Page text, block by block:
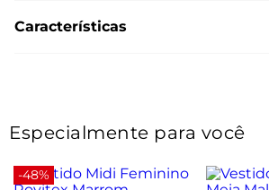
Características
Especialmente para você
-48%